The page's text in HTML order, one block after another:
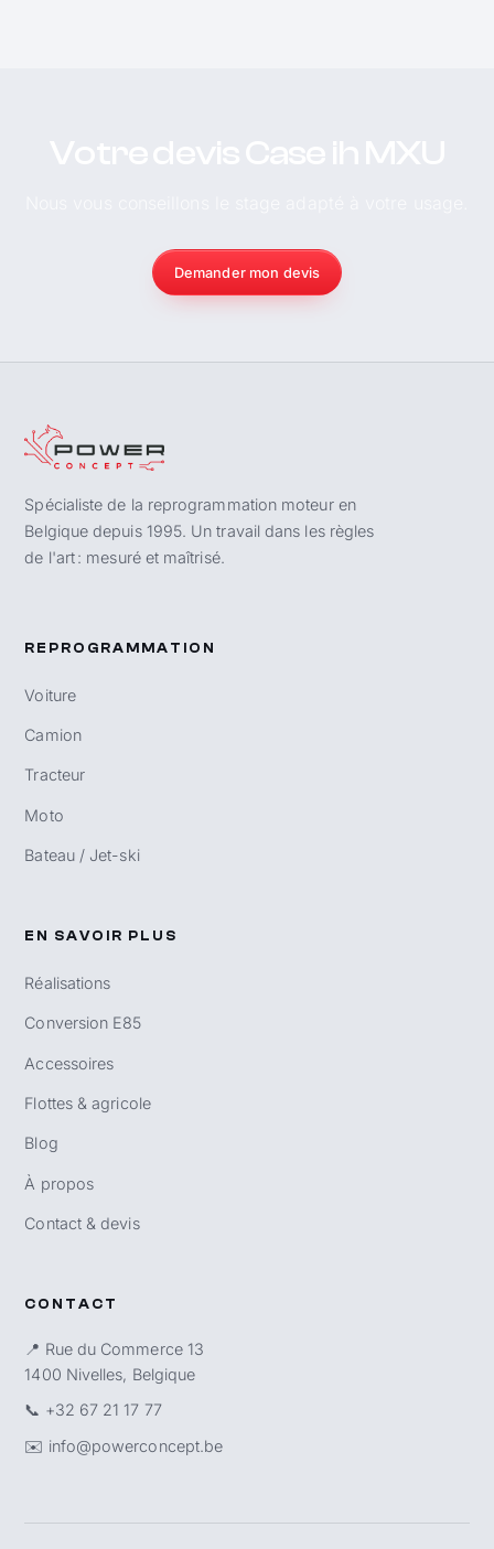
Demander mon devis
Spécialiste de la reprogrammation moteur en
Belgique depuis 1995. Un travail dans les règles
de l'art : mesuré et maîtrisé.
REPROGRAMMATION
Voiture
Camion
Tracteur
Moto
Bateau / Jet-ski
EN SAVOIR PLUS
Réalisations
Conversion E85
Accessoires
Flottes & agricole
Blog
À propos
Contact & devis
CONTACT
📍 Rue du Commerce 13
1400 Nivelles, Belgique
📞 +32 67 21 17 77
✉️ info@powerconcept.be